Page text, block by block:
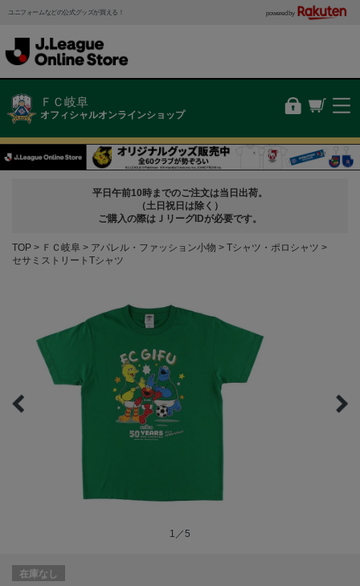
ユニフォームなどの公式グッズが買える！ powered by
ＦＣ岐阜
オフィシャルオンラインショップ
平日午前10時までのご注文は当日出荷。
（土日祝日は除く）
ご購入の際はＪリーグIDが必要です。
TOP ＦＣ岐阜 アパレル・ファッション小物
Tシャツ・ポロシャツ
セサミストリートTシャツ
1／5
在庫なし